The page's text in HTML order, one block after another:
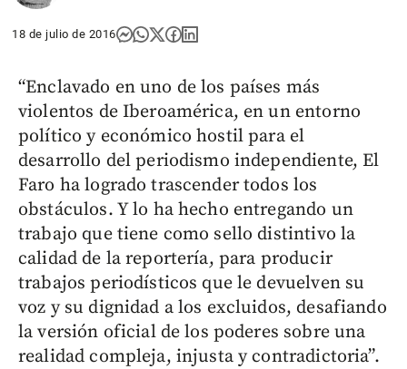
18 de julio de 2016
“Enclavado en uno de los países más
violentos de Iberoamérica, en un entorno
político y económico hostil para el
desarrollo del periodismo independiente, El
Faro ha logrado trascender todos los
obstáculos. Y lo ha hecho entregando un
trabajo que tiene como sello distintivo la
calidad de la reportería, para producir
trabajos periodísticos que le devuelven su
voz y su dignidad a los excluidos, desafiando
la versión oficial de los poderes sobre una
realidad compleja, injusta y contradictoria”.